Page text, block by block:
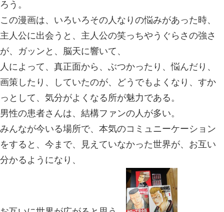
１５巻、１６巻が家で行方不明にな
しーに持ってくると言ってから、２~
った気がする。
昔、おじさんの部屋で、この漫画を
た記憶がある。
男性ならば、強さに憧れるというと
ろう。
この漫画は、いろいろその人なりの
主人公に出会うと、主人公の笑っち